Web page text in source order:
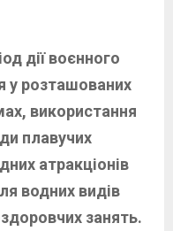
дії воєнного
у розташованих
використання
плавучих
атракціонів
водних видів
занять.